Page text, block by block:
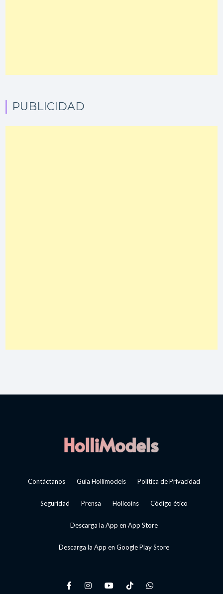
PUBLICIDAD
Contáctanos Guía Hollimodels Política de Privacidad
Seguridad Prensa Holicoins Código ético
Descarga la App en App Store
Descarga la App en Google Play Store